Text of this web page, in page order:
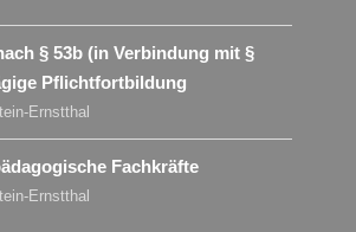
§ 53b (in Verbindung mit §
Pflichtfortbildung
Ernstthal
Fachkräfte
Ernstthal